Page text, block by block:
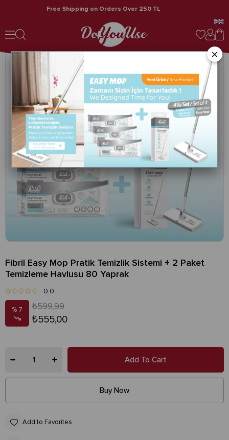
Free Shipping on Orders Over 250 TL
Fibril Easy Mop Pratik Temizlik Sistemi + 2 Paket
Temizleme Havlusu 80 Yaprak
0.0
7 ₺599,99
₺555,00
Add to Favorites
×